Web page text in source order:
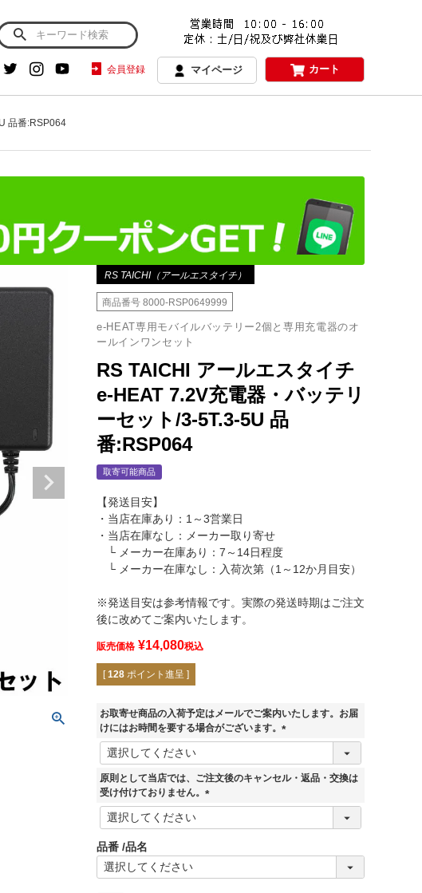
会員登録 マイページ カート
品番:RSP064
RS TAICHI（アールエスタイチ）
商品番号 8000-RSP0649999
e-HEAT専用モバイルバッテリー2個と専用充電器のオ
ールインワンセット
RS TAICHI アールエスタイチ
e-HEAT 7.2V充電器・バッテリ
ーセット/3-5T.3-5U 品
番:RSP064
取寄可能商品
【発送目安】
・当店在庫あり：1～3営業日
・当店在庫なし：メーカー取り寄せ
└ メーカー在庫あり：7～14日程度
└ メーカー在庫なし：入荷次第（1～12か月目安）
※発送目安は参考情報です。実際の発送時期はご注文
後に改めてご案内いたします。
販売価格 ¥14,080税込
[ 128 ポイント進呈 ]
お取寄せ商品の入荷予定はメールでご案内いたします。お届
けにはお時間を要する場合がございます。
(
須
原則として当店では、ご注文後のキャンセル・返品・交換は
受け付けておりません。
(
)
品番 品名